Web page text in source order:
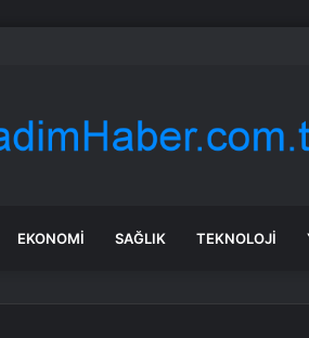
uçuşunda tarihi rekor: 24 saatten
EKONOMI SAĞLIK TEKNOLOJI